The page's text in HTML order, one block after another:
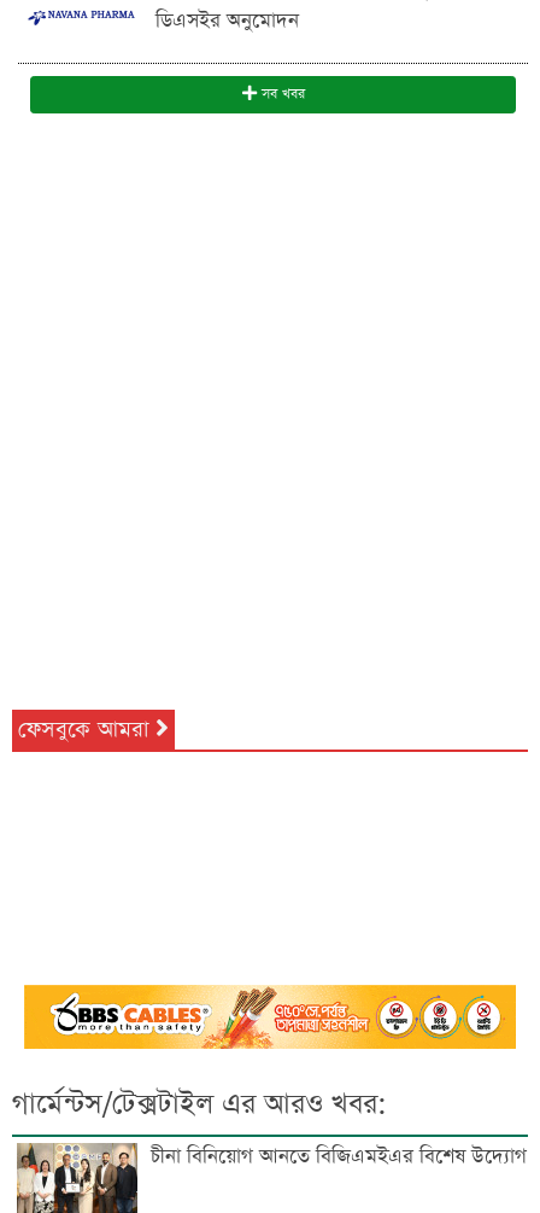
ডিএসইর অনুমোদন
সব খবর
ফেসবুকে আমরা
গার্মেন্টস/টেক্সটাইল এর আরও খবর:
চীনা বিনিয়োগ আনতে বিজিএমইএর বিশেষ উদ্যোগ